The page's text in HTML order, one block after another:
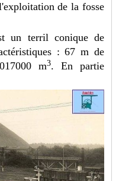
de la fosse
un terril conique de
: 67 m de
m3. En partie